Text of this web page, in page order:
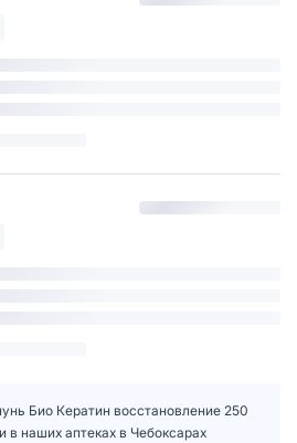
Био Кератин восстановление 250
в наших аптеках в Чебоксарах